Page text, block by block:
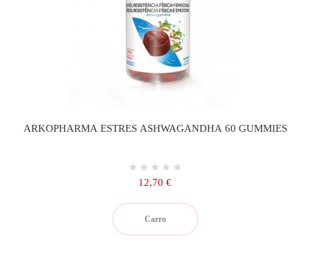
ARKOPHARMA ESTRES ASHWAGANDHA 60 GUMMIES
Precio
12,70 €
Carro